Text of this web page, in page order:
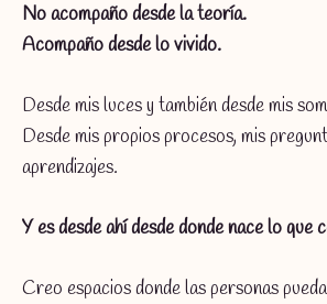
No acompaño desde la teoría.
Acompaño desde lo vivido.
Desde mis luces y también desde mis
Desde mis propios procesos, mis
aprendizajes.
Y es desde ahí desde donde nace lo que
Creo espacios donde las personas